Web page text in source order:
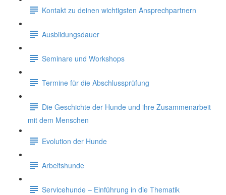
Kontakt zu deinen wichtigsten Ansprechpartnern
Ausbildungsdauer
Seminare und Workshops
Termine für die Abschlussprüfung
Die Geschichte der Hunde und ihre Zusammenarbeit
mit dem Menschen
Evolution der Hunde
Arbeitshunde
Servicehunde – Einführung in die Thematik